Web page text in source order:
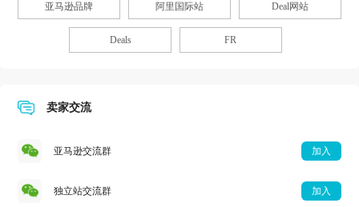
亚马逊品牌 阿里国际站 Deal网站
Deals FR
卖家交流
亚马逊交流群 加入
独立站交流群 加入